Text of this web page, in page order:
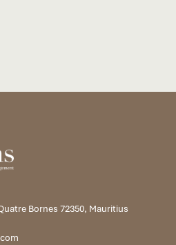
Bornes 72350, Mauritius